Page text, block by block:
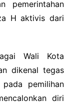
pemerintahan
H aktivis dari
Wali Kota
dikenal tegas
pemilihan
diri